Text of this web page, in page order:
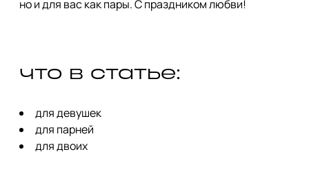
но и для вас как пары. С праздником любви!
что в статье:
для девушек
для парней
для двоих